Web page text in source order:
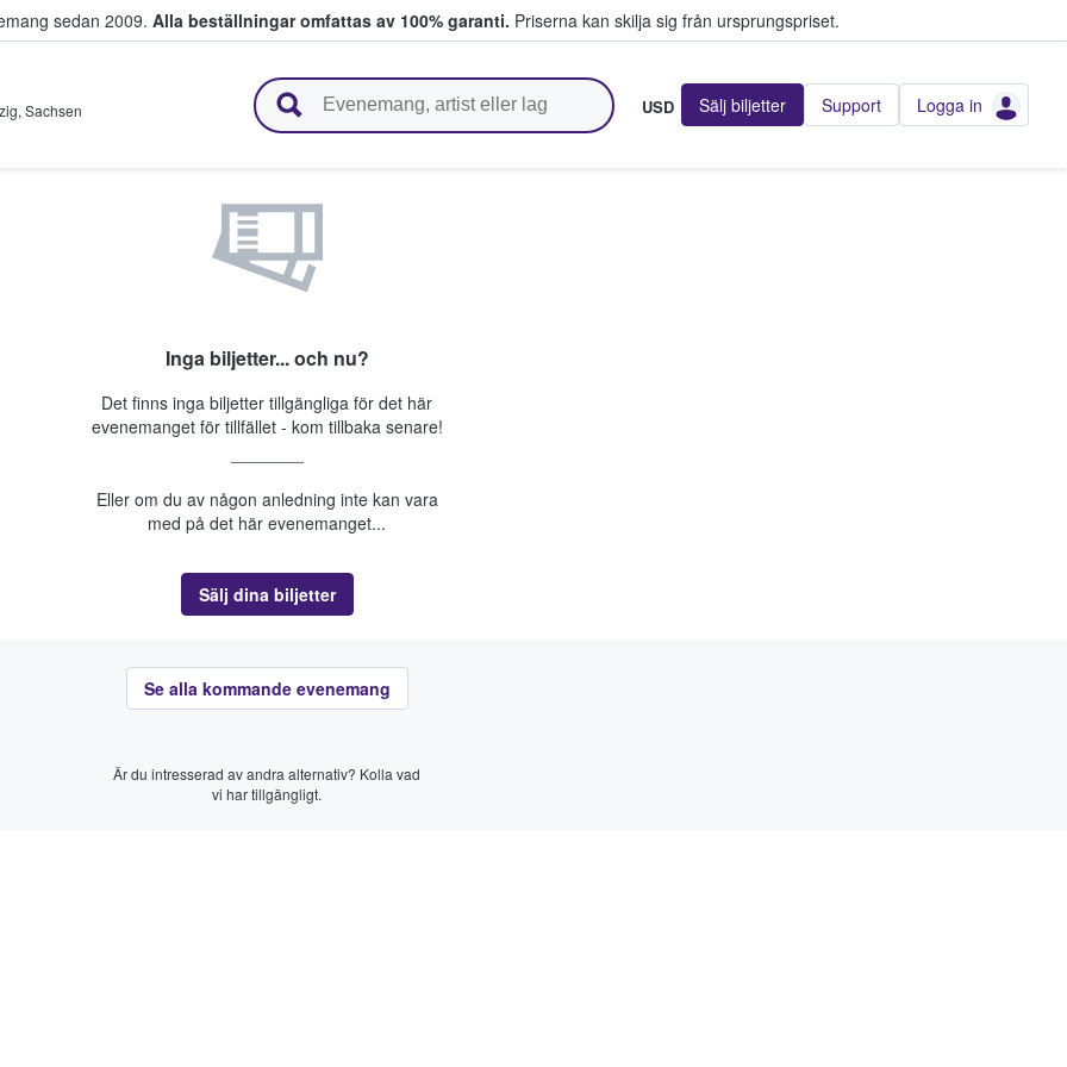
sedan 2009. Alla beställningar omfattas av 100% garanti. Priserna kan skilja sig från ursprungspriset.
biljetter.
, Sachsen USD Sälj biljetter Support Logga in
Inga biljetter... och nu?
Det finns inga biljetter tillgängliga för det här
evenemanget för tillfället - kom tillbaka senare!
Eller om du av någon anledning inte kan vara
med på det här evenemanget...
Sälj dina biljetter
Se alla kommande evenemang
Är du intresserad av andra alternativ? Kolla vad
vi har tillgängligt.